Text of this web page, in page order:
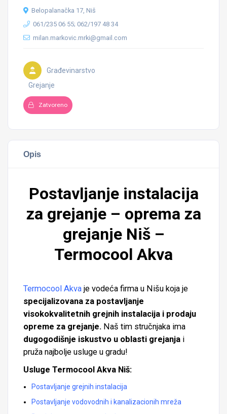
Belopalanačka 17, Niš
061/235 06 55; 062/197 48 34
milan.markovic.mrki@gmail.com
Građevinarstvo
Grejanje
Zatvoreno
Opis
Postavljanje instalacija
za grejanje – oprema za
grejanje Niš –
Termocool Akva
Termocool Akva je vodeća firma u Nišu koja je
specijalizovana za postavljanje
visokokvalitetnih grejnih instalacija i prodaju
opreme za grejanje. Naš tim stručnjaka ima
dugogodišnje iskustvo u oblasti grejanja i
pruža najbolje usluge u gradu!
Usluge Termocool Akva Niš:
Postavljanje grejnih instalacija
Postavljanje vodovodnih i kanalizacionih mreža